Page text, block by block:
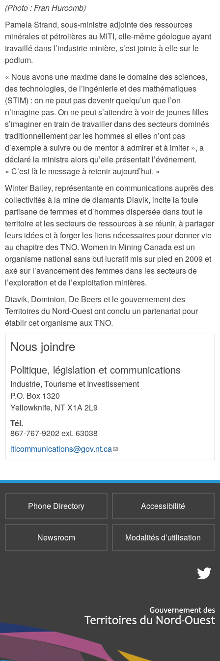
_
d
m
.
j
p
g
(Photo : Fran Hurcomb)
Pamela Strand, sous-ministre adjointe des ressources
minérales et pétrolières au MITI, elle-même géologue ayant
travaillé dans l’industrie minière, s’est jointe à elle sur le
podium.
« Nous avons une maxime dans le domaine des sciences,
des technologies, de l’ingénierie et des mathématiques
(STIM) : on ne peut pas devenir quelqu’un que l’on
n’imagine pas. On ne peut s’attendre à voir de jeunes filles
s’imaginer en train de travailler dans des secteurs dominés
traditionnellement par les hommes si elles n’ont pas
d’exemple à suivre ou de mentor à admirer et à imiter », a
déclaré la ministre alors qu’elle présentait l’événement.
« C’est là le message à retenir aujourd’hui. »
Winter Bailey, représentante en communications auprès des
collectivités à la mine de diamants Diavik, incite la foule
partisane de femmes et d’hommes dispersée dans tout le
territoire et les secteurs de ressources à se réunir, à partager
leurs idées et à forger les liens nécessaires pour donner vie
au chapitre des TNO. Women in Mining Canada est un
organisme national sans but lucratif mis sur pied en 2009 et
axé sur l’avancement des femmes dans les secteurs de
l’exploration et de l’exploitation minières.
Diavik, Dominion, De Beers et le gouvernement des
Territoires du Nord-Ouest ont conclu un partenariat pour
établir cet organisme aux TNO.
Nous joindre
Politique, législation et communications
Industrie, Tourisme et Investissement
P.O. Box 1320
Yellowknife, NTX1A 2L9
Tél.
867-767-9202 ext. 63038
iticommunications@gov.nt.ca(link
sends
mail)
4964
Phone Directory Accessibilité
Newsroom Modalités d’utilisation